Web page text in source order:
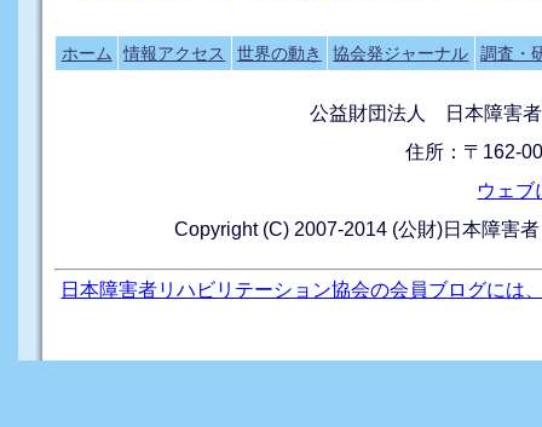
ホーム 情報アクセス 世界の動き 協会発ジャーナル 調査・
公益財団法人 日本障害
住所：〒162-
ウェブ
Copyright (C) 2007-2014 (公財)日本障害
日本障害者リハビリテーション協会の会員ブログには